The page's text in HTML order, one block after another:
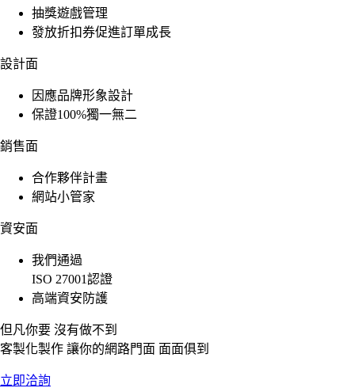
抽獎遊戲管理
發放折扣券促進訂單成長
設計面
因應品牌形象設計
保證100%獨一無二
銷售面
合作夥伴計畫
網站小管家
資安面
我們通過
ISO 27001認證
高端資安防護
但凡你要 沒有做不到
客製化製作 讓你的網路門面 面面俱到
立即洽詢